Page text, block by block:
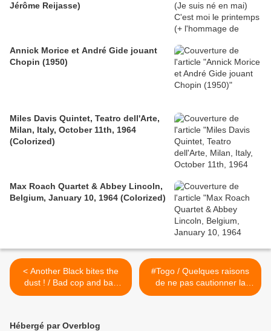
Jérôme Reijasse)
Annick Morice et André Gide jouant
Chopin (1950)
Miles Davis Quintet, Teatro dell'Arte,
Milan, Italy, October 11th, 1964
(Colorized)
Max Roach Quartet & Abbey Lincoln,
Belgium, January 10, 1964 (Colorized)
< Another Black bites the
dust ! / Bad cop and bad
cop, la police sous Obama
#Togo / Quelques raisons
de ne pas cautionner la
farce présidentielle (Alberto
Hébergé par Overblog